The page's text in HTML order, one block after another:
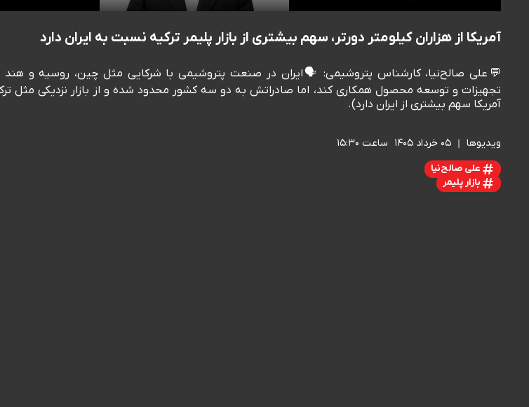
آمریکا از هزاران کیلومتر دورتر، سهم بیشتری از بازار پلیمر ترکیه نسبت به ایران دارد
💬علی صالح‌نیا، کارشناس پتروشیمی: 🗣️ایران در صنعت پتروشیمی با شرکایی مثل چین، روسیه و هند
تجهیزات و توسعه محصول همکاری کند، اما صادراتش به دو سه کشور محدود شده و از بازار نزدیکی مثل
آمریکا سهم بیشتری از ایران دارد).
ویدیوها ۰۵ خرداد ۱۴۰۵ ساعت ۱۵:۳۰
علی صالح‌نیا
بازار پلیمر